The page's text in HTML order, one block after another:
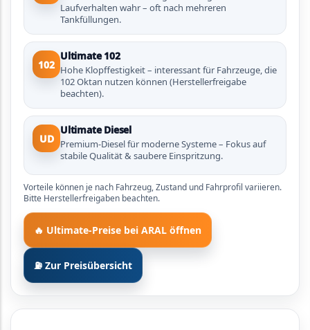
Laufverhalten wahr – oft nach mehreren
Tankfüllungen.
102
Ultimate 102
Hohe Klopffestigkeit – interessant für Fahrzeuge, die
102 Oktan nutzen können (Herstellerfreigabe
beachten).
UD
Ultimate Diesel
Premium-Diesel für moderne Systeme – Fokus auf
stabile Qualität & saubere Einspritzung.
Vorteile können je nach Fahrzeug, Zustand und Fahrprofil variieren.
Bitte Herstellerfreigaben beachten.
🔥 Ultimate-Preise bei ARAL öffnen
⛽ Zur Preisübersicht